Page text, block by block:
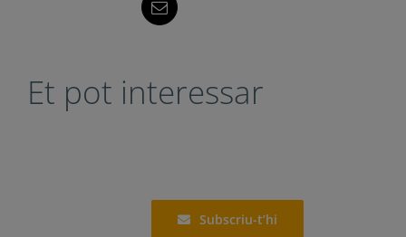
Et pot interessar
Subscriu-t’hi